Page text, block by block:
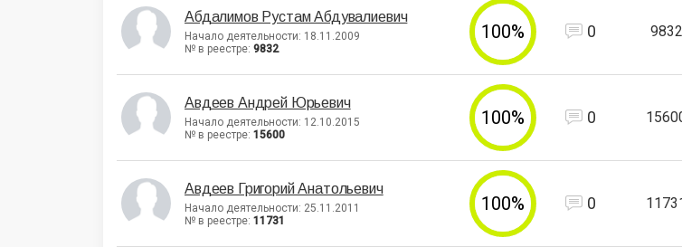
Абдалимов Рустам Абдувалиевич
Начало деятельности: 18.11.2009
№ в реестре: 9832
100% 0 9832
Авдеев Андрей Юрьевич
Начало деятельности: 12.10.2015
№ в реестре: 15600
100% 0
Авдеев Григорий Анатольевич
Начало деятельности: 25.11.2011
№ в реестре: 11731
100% 0